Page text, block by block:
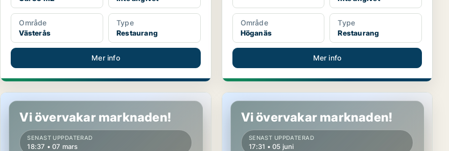
Område
Västerås
Type
Restaurang
Mer info
Område
Höganäs
Type
Restaurang
Mer info
Restaurang i Malmö Centrum
Vi övervakar marknaden!
SENAST UPPDATERAD
18:37 • 07 mars
Restaurang i Värnamo
Vi övervakar marknaden!
SENAST UPPDATERAD
17:31 • 05 juni